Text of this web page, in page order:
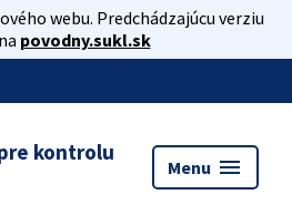
webu. Predchádzajúcu verziu
povodny.sukl.sk
kontrolu
Menu menu